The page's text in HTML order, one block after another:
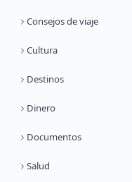
Consejos de viaje
Cultura
Destinos
Dinero
Documentos
Salud